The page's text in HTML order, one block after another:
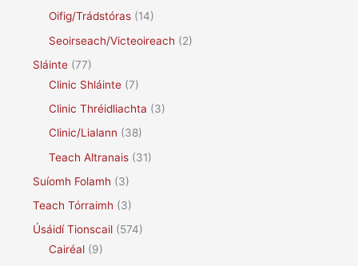
Oifig/Trádstóras (14)
Seoirseach/Victeoireach (2)
Sláinte (77)
Clinic Shláinte (7)
Clinic Thréidliachta (3)
Clinic/Lialann (38)
Teach Altranais (31)
Suíomh Folamh (3)
Teach Tórraimh (3)
Úsáidí Tionscail (574)
Cairéal (9)